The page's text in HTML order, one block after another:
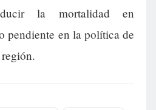
la mortalidad en
pendiente en la política de